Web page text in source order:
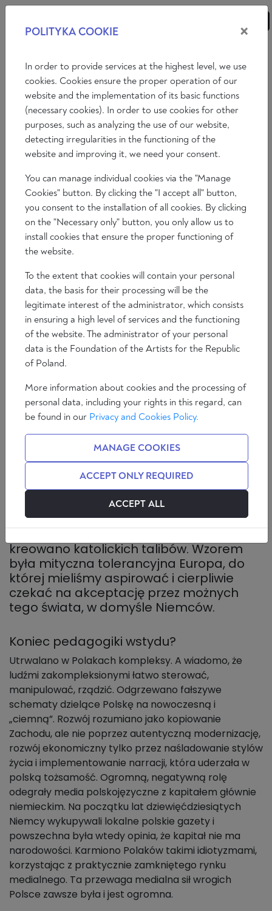
Komentarze
KILKA UWAG O WYBIJANIU SIĘ
POLAKÓW NA
MENTALNĄ NIEPODLEGŁOŚĆ
Maciej Mazurek
2025-06-28
Czas czytania 15 min
Przez trzy dziesięciolecia, po 1989 roku,
media głównego nurtu zblatowane z
lewicą i liberałami ukazywały Polaków
jako jedyny w swoim rodzaju naród w
Europie. Naród zapóźniony w rozwoju,
ksenofobiczny, nietolerancyjny,
antysemicki, opanowany mentalnie
przez archaiczny Kościół katolicki.
kreowano katolickich talibów. Wzorem
była mityczna tolerancyjna Europa, do
której mieliśmy aspirować i cierpliwie
czekać na akceptację przez możnych
tego świata, w domyśle Niemców.
Koniec pedagogiki wstydu?
Utrwalano w Polakach kompleksy. A wiadomo, że
ludźmi zakompleksionymi łatwo sterować,
manipulować, rządzić. Odgrzewano fałszywe
schematy dzielące Polskę na nowoczesną i
„ciemną”. Rozwój rozumiano jako kopiowanie
Zachodu, ale nie poprzez autentyczną modernizację,
rozwój ekonomiczny tylko przez naśladowanie stylów
życia i implementowanie narracji, która uderzała w
polską tożsamość. Ogromną, negatywną rolę
odegrały media polskojęzyczne z kapitałem głównie
niemieckim. Na początku lat dziewięćdziesiątych
Niemcy wykupywali lokalne polskie gazety i
powszechna była wtedy opinia, że kapitał nie ma
narodowości. Karmiono Polaków takimi idiotyzmami,
korzystając z praktycznie zamkniętego rynku
medialnego. Ta przewaga medialna sił wrogich
Polsce zawsze była i jest ogromna.
POLITYKA COOKIE ×
In order to provide services at the highest level, we use
cookies. Cookies ensure the proper operation of our
website and the implementation of its basic functions
(necessary cookies). In order to use cookies for other
purposes, such as analyzing the use of our website,
detecting irregularities in the functioning of the
website and improving it, we need your consent.
You can manage individual cookies via the "Manage
Cookies" button. By clicking the "I accept all" button,
you consent to the installation of all cookies. By clicking
on the "Necessary only" button, you only allow us to
install cookies that ensure the proper functioning of
the website.
To the extent that cookies will contain your personal
data, the basis for their processing will be the
legitimate interest of the administrator, which consists
in ensuring a high level of services and the functioning
of the website. The administrator of your personal
data is the Foundation of the Artists for the Republic
of Poland.
More information about cookies and the processing of
personal data, including your rights in this regard, can
be found in our Privacy and Cookies Policy.
MANAGE COOKIES
ACCEPT ONLY REQUIRED
ACCEPT ALL